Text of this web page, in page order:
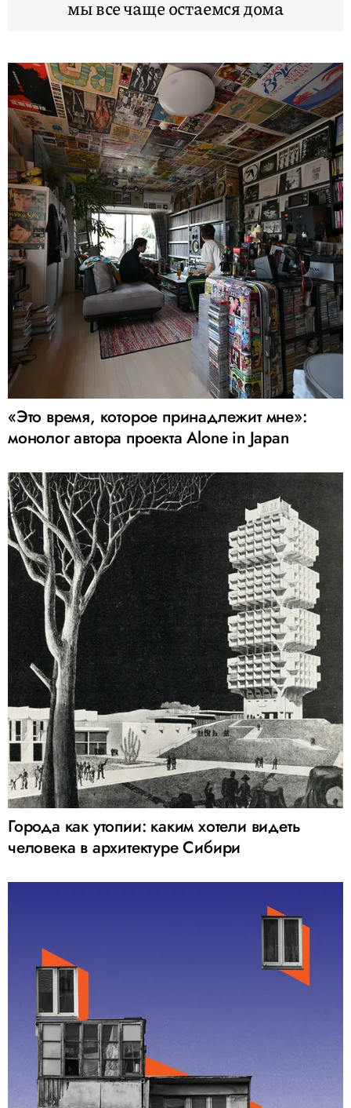
мы все чаще остаемся дома
«Это время, которое принадлежит мне»:
монолог автора проекта Alone in Japan
Города как утопии: каким хотели видеть
человека в архитектуре Сибири